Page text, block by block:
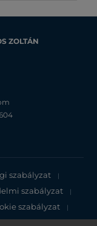
ZOLTÁN
szabályzat |
szabályzat |
szabályzat |